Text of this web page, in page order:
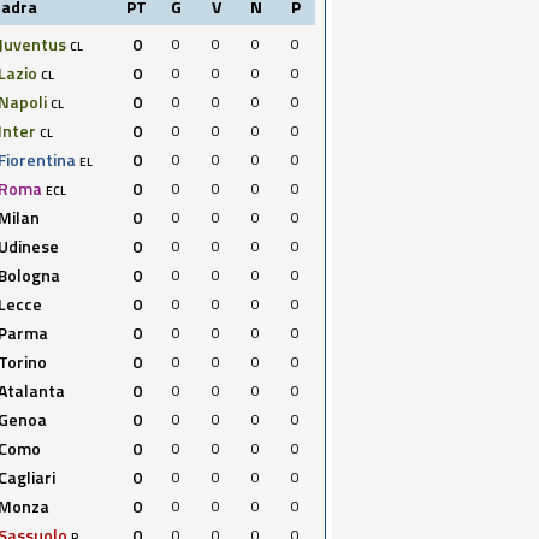
PT G V N P
Juventus CL 0 0 0 0
0
Lazio CL 0 0 0 0
0
Napoli CL 0 0 0 0
0
Inter CL 0 0 0 0
0
Fiorentina EL 0 0 0 0
0
Roma ECL 0 0 0 0
0
Milan 0 0 0 0
0
Udinese 0 0 0 0
0
Bologna 0 0 0 0
0
Lecce 0 0 0 0
0
Parma 0 0 0 0
0
Torino 0 0 0 0
0
0 0 0 0
0
Genoa 0 0 0 0
0
Como 0 0 0 0
0
Cagliari 0 0 0 0
0
Monza 0 0 0 0
0